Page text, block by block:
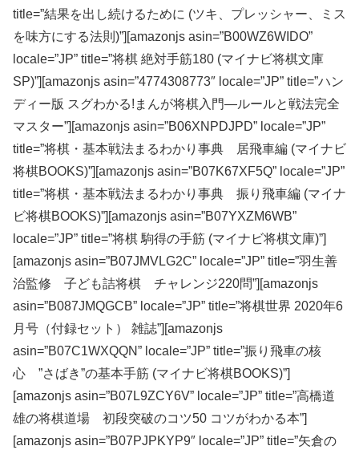
title=”結果を出し続けるために (ツキ、プレッシャー、ミス
を味方にする法則)”][amazonjs asin=”B00WZ6WIDO”
locale=”JP” title=”将棋 絶対手筋180 (マイナビ将棋文庫
SP)”][amazonjs asin=”4774308773″ locale=”JP” title=”ハン
ディー版 スグわかる!まんが将棋入門―ルールと戦法完全
マスター”][amazonjs asin=”B06XNPDJPD” locale=”JP”
title=”将棋・基本戦法まるわかり事典 居飛車編 (マイナビ
将棋BOOKS)”][amazonjs asin=”B07K67XF5Q” locale=”JP”
title=”将棋・基本戦法まるわかり事典 振り飛車編 (マイナ
ビ将棋BOOKS)”][amazonjs asin=”B07YXZM6WB”
locale=”JP” title=”将棋 駒得の手筋 (マイナビ将棋文庫)”]
[amazonjs asin=”B07JMVLG2C” locale=”JP” title=”羽生善
治監修 子ども詰将棋 チャレンジ220問”][amazonjs
asin=”B087JMQGCB” locale=”JP” title=”将棋世界 2020年6
月号（付録セット） 雑誌”][amazonjs
asin=”B07C1WXQQN” locale=”JP” title=”振り飛車の核
心 ”さばき”の基本手筋 (マイナビ将棋BOOKS)”]
[amazonjs asin=”B07L9ZCY6V” locale=”JP” title=”高橋道
雄の将棋道場 初段突破のコツ50 コツがわかる本”]
[amazonjs asin=”B07PJPKYP9″ locale=”JP” title=”矢倉の